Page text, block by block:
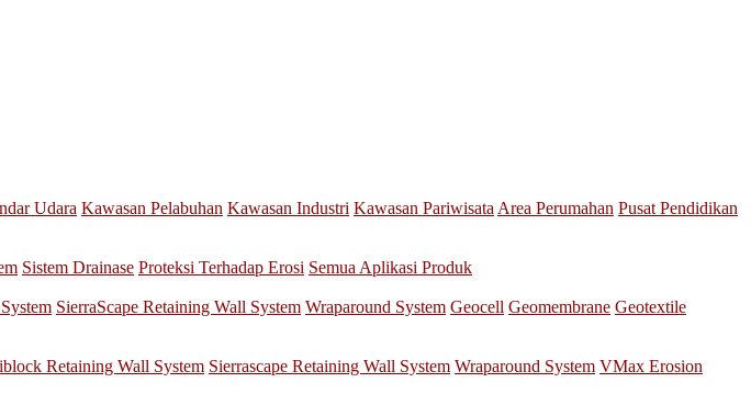
Udara Kawasan Pelabuhan Kawasan Industri Kawasan Pariwisata Area Perumahan Pusat Pendidikan
Sistem Drainase Proteksi Terhadap Erosi Semua Aplikasi Produk
SierraScape Retaining Wall System Wraparound System Geocell Geomembrane Geotextile
Retaining Wall System Sierrascape Retaining Wall System Wraparound System VMax Erosion